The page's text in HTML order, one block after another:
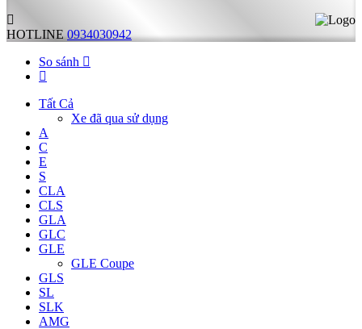
HOTLINE 0934030942
So sánh
Tất Cả
Xe đã qua sử dụng
A
C
E
S
CLA
CLS
GLA
GLC
GLE
GLE Coupe
GLS
SL
SLK
AMG